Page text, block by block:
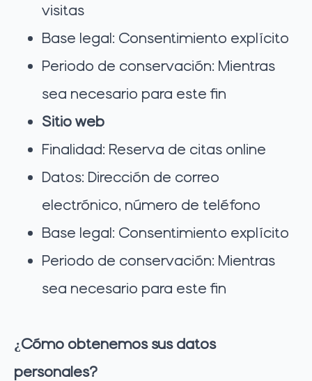
visitas
Base legal: Consentimiento explícito
Periodo de conservación: Mientras
sea necesario para este fin
Sitio web
Finalidad: Reserva de citas online
Datos: Dirección de correo
electrónico, número de teléfono
Base legal: Consentimiento explícito
Periodo de conservación: Mientras
sea necesario para este fin
¿Cómo obtenemos sus datos
personales?